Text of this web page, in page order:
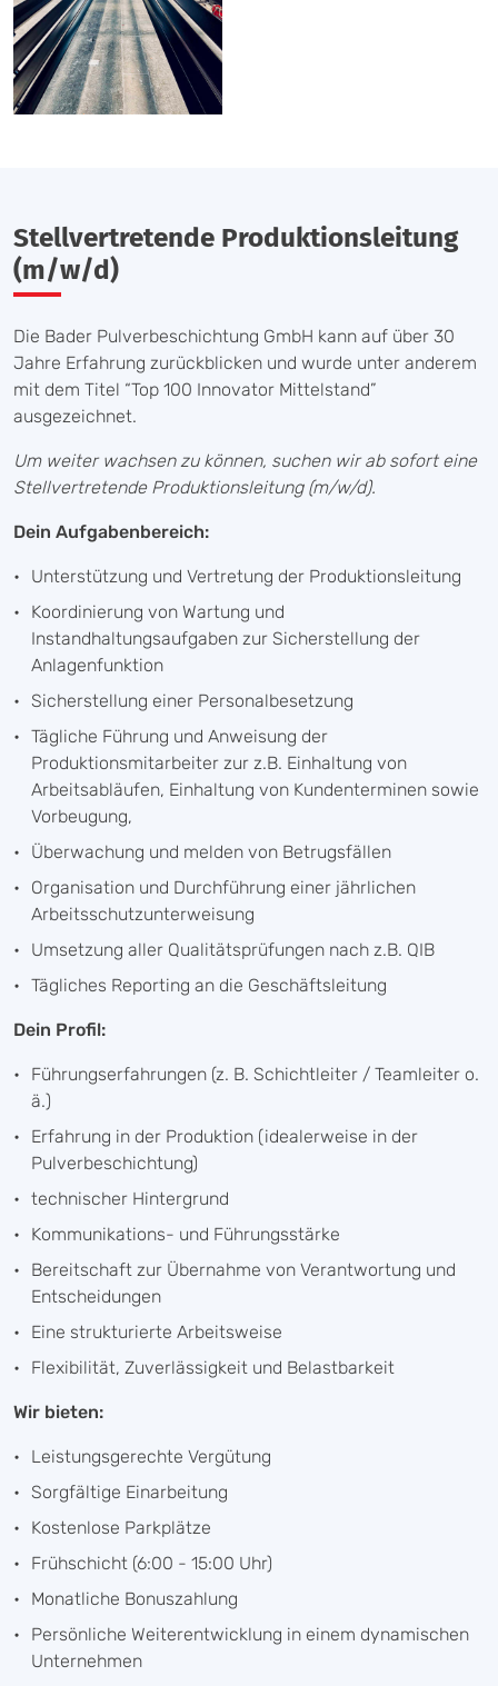
Stellvertretende Produktionsleitung
(m/w/d)
Die Bader Pulverbeschichtung GmbH kann auf über 30
Jahre Erfahrung zurückblicken und wurde unter anderem
mit dem Titel “Top 100 Innovator Mittelstand”
ausgezeichnet.
Um weiter wachsen zu können, suchen wir ab sofort eine
Stellvertretende Produktionsleitung (m/w/d).
Dein Aufgabenbereich:
Unterstützung und Vertretung der Produktionsleitung
Koordinierung von Wartung und
Instandhaltungsaufgaben zur Sicherstellung der
Anlagenfunktion
Sicherstellung einer Personalbesetzung
Tägliche Führung und Anweisung der
Produktionsmitarbeiter zur z.B. Einhaltung von
Arbeitsabläufen, Einhaltung von Kundenterminen sowie
Vorbeugung,
Überwachung und melden von Betrugsfällen
Organisation und Durchführung einer jährlichen
Arbeitsschutzunterweisung
Umsetzung aller Qualitätsprüfungen nach z.B. QIB
Tägliches Reporting an die Geschäftsleitung
Dein Profil:
Führungserfahrungen (z. B. Schichtleiter / Teamleiter o.
ä.)
Erfahrung in der Produktion (idealerweise in der
Pulverbeschichtung)
technischer Hintergrund
Kommunikations- und Führungsstärke
Bereitschaft zur Übernahme von Verantwortung und
Entscheidungen
Eine strukturierte Arbeitsweise
Flexibilität, Zuverlässigkeit und Belastbarkeit
Wir bieten:
Leistungsgerechte Vergütung
Sorgfältige Einarbeitung
Kostenlose Parkplätze
Frühschicht (6:00 - 15:00 Uhr)
Monatliche Bonuszahlung
Persönliche Weiterentwicklung in einem dynamischen
Unternehmen